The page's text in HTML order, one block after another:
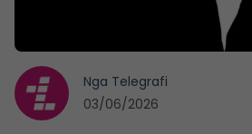
Nga Telegrafi
03/06/2026